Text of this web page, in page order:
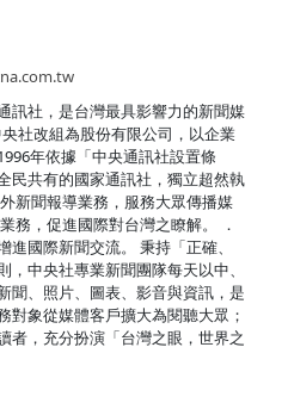
訊社，是台灣最具影響力的新聞媒
社改組為股份有限公司，以企業
年依據「中央通訊社設置條
民共有的國家通訊社，獨立超然執
新聞報導業務，服務大眾傳播媒
務，促進國際對台灣之瞭解。 ．
國際新聞交流。 秉持「正確、
中央社專業新聞團隊每天以中、
聞、照片、圖表、影音與資訊，是
對象從媒體客戶擴大為閱聽大眾；
者，充分扮演「台灣之眼，世界之